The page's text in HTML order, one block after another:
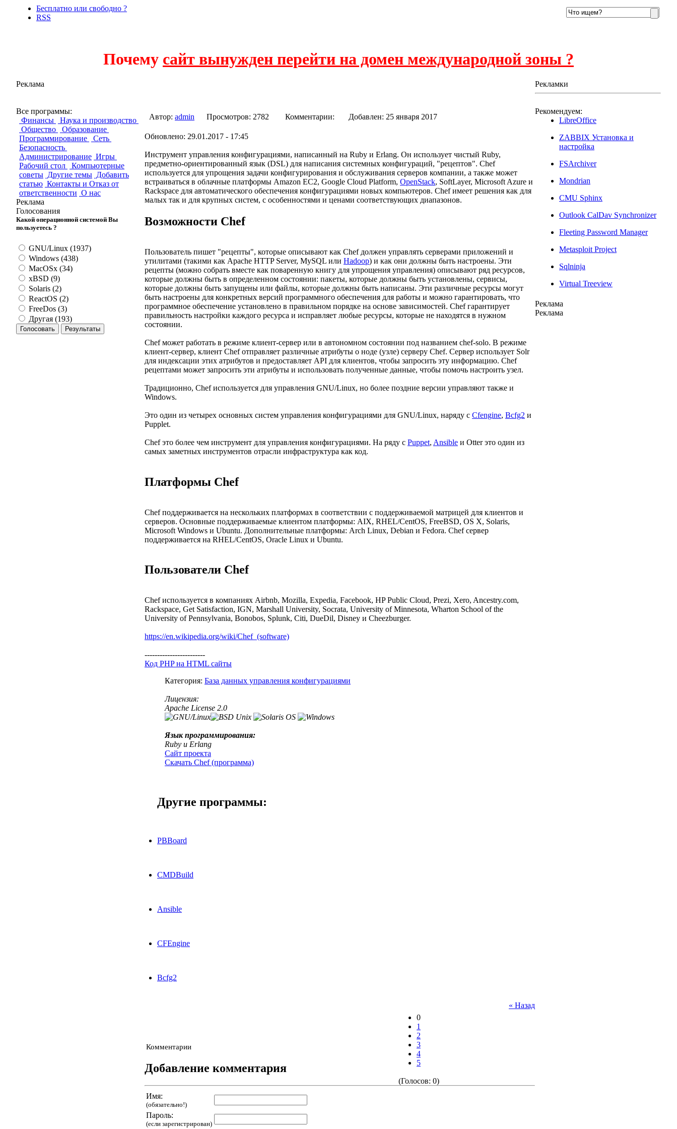
Бесплатно или свободно ?
RSS
Почему сайт вынужден перейти на домен международной зоны ?
Реклама
Все программы:
Финансы
Наука и производство
Общество
Образование
Программирование
Сеть
Безопасность
Администрирование Игры
Рабочий стол
Компьютерные
советы Другие темы Добавить
статью Контакты и Отказ от
ответственности О нас
Реклама
Голосования
Какой операционной системой Вы
пользуетесь ?
GNU/Linux (1937)
Windows (438)
MacOSx (34)
xBSD (9)
Solaris (2)
ReactOS (2)
FreeDos (3)
Другая (193)
Автор: admin Просмотров: 2782 Комментарии: Добавлен: 25 января 2017
Обновлено: 29.01.2017 - 17:45
Инструмент управления конфигурациями, написанный на Ruby и Erlang. Он использует чистый Ruby,
предметно-ориентированный язык (DSL) для написания системных конфигураций, "рецептов". Chef
используется для упрощения задачи конфигурирования и обслуживания серверов компании, а также может
встраиваться в облачные платформы Amazon EC2, Google Cloud Platform, OpenStack, SoftLayer, Microsoft Azure и
Rackspace для автоматического обеспечения конфигурациями новых компьютеров. Chef имеет решения как для
малых так и для крупных систем, с особенностями и ценами соответствующих диапазонов.
Возможности Chef
Пользователь пишет "рецепты", которые описывают как Chef должен управлять серверами приложений и
утилитами (такими как Apache HTTP Server, MySQL или Hadoop) и как они должны быть настроены. Эти
рецепты (можно собрать вместе как поваренную книгу для упрощения управления) описывают ряд ресурсов,
которые должны быть в определенном состоянии: пакеты, которые должны быть установлены, сервисы,
которые должны быть запущены или файлы, которые должны быть написаны. Эти различные ресурсы могут
быть настроены для конкретных версий программного обеспечения для работы и можно гарантировать, что
программное обеспечение установлено в правильном порядке на основе зависимостей. Chef гарантирует
правильность настройки каждого ресурса и исправляет любые ресурсы, которые не находятся в нужном
состоянии.
Chef может работать в режиме клиент-сервер или в автономном состоянии под названием chef-solo. В режиме
клиент-сервер, клиент Chef отправляет различные атрибуты о ноде (узле) серверу Chef. Сервер использует Solr
для индексации этих атрибутов и предоставляет API для клиентов, чтобы запросить эту информацию. Chef
рецептами может запросить эти атрибуты и использовать полученные данные, чтобы помочь настроить узел.
Традиционно, Chef используется для управления GNU/Linux, но более поздние версии управляют также и
Windows.
Это один из четырех основных систем управления конфигурациями для GNU/Linux, наряду с Cfengine, Bcfg2 и
Pupplet.
Chef это более чем инструмент для управления конфигурациями. На ряду с Puppet, Ansible и Otter это один из
самых заметных инструментов отрасли инфраструктура как код.
Платформы Chef
Chef поддерживается на нескольких платформах в соответствии с поддерживаемой матрицей для клиентов и
серверов. Основные поддерживаемые клиентом платформы: AIX, RHEL/CentOS, FreeBSD, OS X, Solaris,
Microsoft Windows и Ubuntu. Дополнительные платформы: Arch Linux, Debian и Fedora. Chef сервер
поддерживается на RHEL/CentOS, Oracle Linux и Ubuntu.
Пользователи Chef
Chef используется в компаниях Airbnb, Mozilla, Expedia, Facebook, HP Public Cloud, Prezi, Xero, Ancestry.com,
Rackspace, Get Satisfaction, IGN, Marshall University, Socrata, University of Minnesota, Wharton School of the
University of Pennsylvania, Bonobos, Splunk, Citi, DueDil, Disney и Cheezburger.
https://en.wikipedia.org/wiki/Chef_(software)
------------------------
Код PHP на HTML сайты
Категория: База данных управления конфигурациями
Лицензия:
Apache License 2.0
Язык программирования:
Ruby и Erlang
Сайт проекта
Скачать Chef (программа)
Другие программы:
PBBoard
CMDBuild
Ansible
CFEngine
Bcfg2
0
1
2
3
4
5
(Голосов: 0)
« Назад
Комментарии
Добавление комментария
Имя:
(обязательно!)
Пароль:
(если зарегистрирован)
Рекламки
Рекомендуем:
LibreOffice
ZABBIX Установка и
настройка
FSArchiver
Mondrian
CMU Sphinx
Outlook CalDav Synchronizer
Fleeting Password Manager
Metasploit Project
Sqlninja
Virtual Treeview
Реклама
Реклама